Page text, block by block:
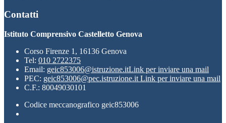
Contatti
Istituto Comprensivo Castelletto Genova
Corso Firenze 1, 16136 Genova
Tel: 010 2722375
Email: geic853006@istruzione.itLink per inviare una mail
PEC: geic853006@pec.istruzione.it Link per inviare una mail
C.F.: 80049030101
Codice meccanografico geic853006